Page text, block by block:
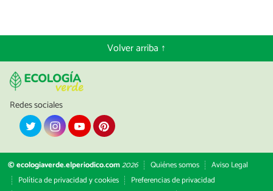
Volver arriba ↑
Redes sociales
© ecologiaverde.elperiodico.com2026 Quiénes somos
Aviso Legal
Política de privacidad y cookies
Preferencias de privacidad